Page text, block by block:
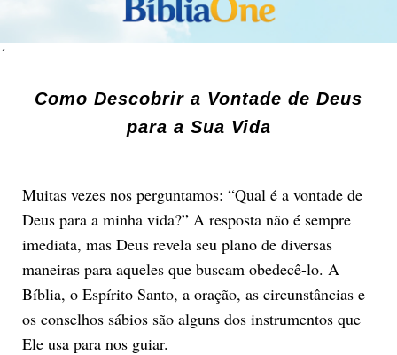
´
Como Descobrir a Vontade de Deus
para a Sua Vida
Muitas vezes nos perguntamos: “Qual é a vontade de
Deus para a minha vida?” A resposta não é sempre
imediata, mas Deus revela seu plano de diversas
maneiras para aqueles que buscam obedecê-lo. A
Bíblia, o Espírito Santo, a oração, as circunstâncias e
os conselhos sábios são alguns dos instrumentos que
Ele usa para nos guiar.